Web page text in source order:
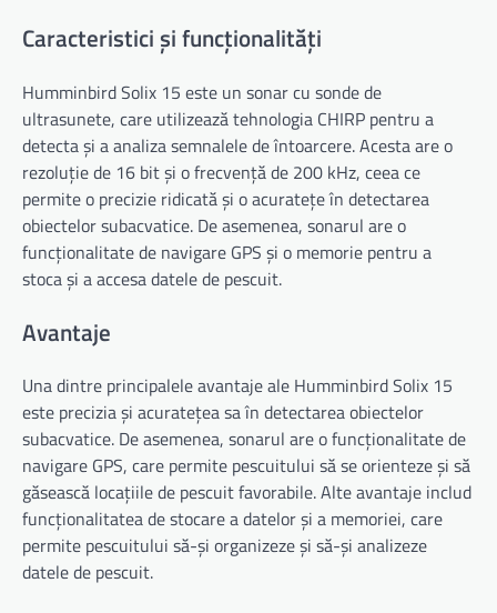
Caracteristici și funcționalități
Humminbird Solix 15 este un sonar cu sonde de
ultrasunete, care utilizează tehnologia CHIRP pentru a
detecta și a analiza semnalele de întoarcere. Acesta are o
rezoluție de 16 bit și o frecvență de 200 kHz, ceea ce
permite o precizie ridicată și o acuratețe în detectarea
obiectelor subacvatice. De asemenea, sonarul are o
funcționalitate de navigare GPS și o memorie pentru a
stoca și a accesa datele de pescuit.
Avantaje
Una dintre principalele avantaje ale Humminbird Solix 15
este precizia și acuratețea sa în detectarea obiectelor
subacvatice. De asemenea, sonarul are o funcționalitate de
navigare GPS, care permite pescuitului să se orienteze și să
găsească locațiile de pescuit favorabile. Alte avantaje includ
funcționalitatea de stocare a datelor și a memoriei, care
permite pescuitului să-și organizeze și să-și analizeze
datele de pescuit.